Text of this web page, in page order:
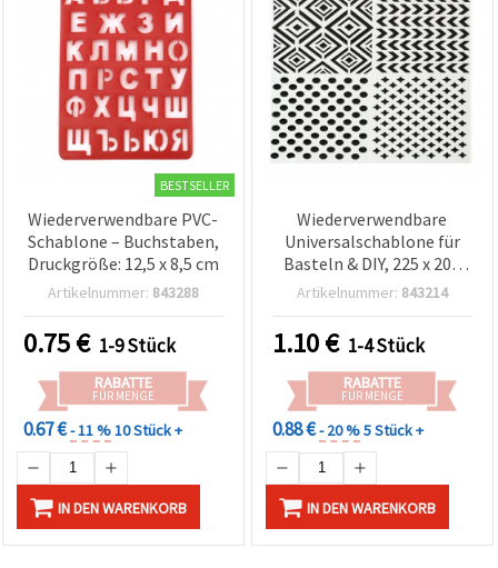
BESTSELLER
Wiederverwendbare PVC-
Schablone – Buchstaben,
Druckgröße: 12,5 x 8,5 cm
Artikelnummer: 843288
0.75€ 1-9 Stück
RABATTE
FÜR MENGE
0.67 €- 11 %10 Stück +
IN DEN WARENKORB
Wiederverwendbare
Universalschablone für
Basteln & DIY, 225 x 200
mm – 4 Motive
Artikelnummer: 843214
1.10€ 1-4 Stück
RABATTE
FÜR MENGE
0.88 €- 20 %5 Stück +
IN DEN WARENKORB